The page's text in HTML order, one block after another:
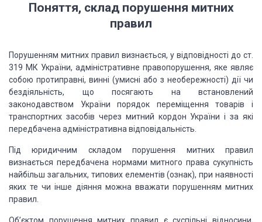
Поняття, склад порушення митних
правил
Порушенням митних правил визнається, у відповідності до ст.
319 МК України, адміністративне правопорушення, яке являє
собою протиправні, винні (умисні або з необережності) дії чи
бездіяльність, що посягають на встановлений
законодавством України порядок переміщення товарів і
транспортних засобів через митний кордон України і за які
передбачена адміністративна відповідальність.
Під юридичним складом порушення митнихправил
визнається передбачена нормами митного права сукупність
найбільш загальних, типових елементів (ознак), при наявності
яких те чи інше діяння можна вважати порушенням митних
правил.